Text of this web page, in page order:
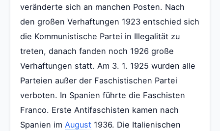
veränderte sich an manchen Posten. Nach
den großen Verhaftungen 1923 entschied sich
die Kommunistische Partei in Illegalität zu
treten, danach fanden noch 1926 große
Verhaftungen statt. Am 3. 1. 1925 wurden alle
Parteien außer der Faschistischen Partei
verboten. In Spanien führte die Faschisten
Franco. Erste Antifaschisten kamen nach
Spanien im August 1936. Die Italienischen